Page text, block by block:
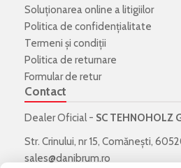
Soluționarea online a litigiilor
Politica de confidenţialitate
Termeni şi condiţii
Politica de returnare
Formular de retur
Contact
Dealer Oficial - SC TEHNOHOLZ
Str. Crinului, nr 15, Comănești,
sales@danibrum.ro